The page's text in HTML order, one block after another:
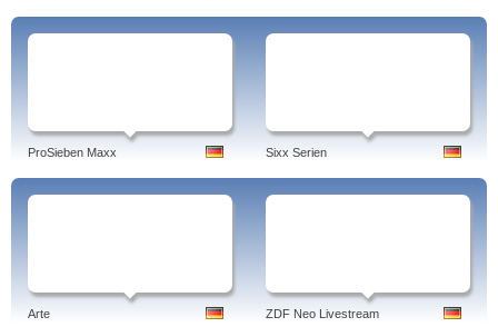
ProSieben Maxx Sixx Serien
Arte ZDF Neo Livestream